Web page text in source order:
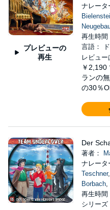
プレビューの
再生
ナレータ
再生時間
言語：
レビュー
￥2,190
ランの
の30％
Der
著者：
ナレータ
Teschner,
Borbach,
再生時間
シリーズ